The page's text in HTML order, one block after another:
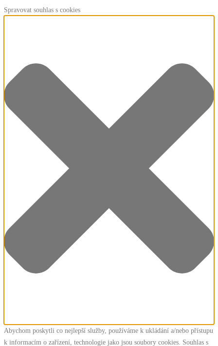
Spravovat souhlas s cookies
Abychom poskytli co nejlepší služby, používáme k ukládání a/nebo přístupu
k informacím o zařízení, technologie jako jsou soubory cookies. Souhlas s